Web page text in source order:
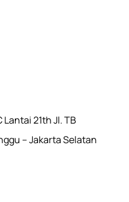
21th Jl. TB
– Jakarta Selatan